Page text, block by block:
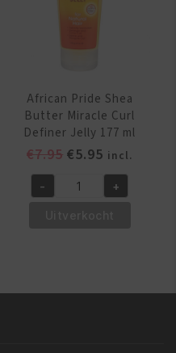
Conditioner
African Pride Shea
Butter Miracle Curl
Definer Jelly 177 ml
€7.95
was:
€5.95 Huidige
prijs
is:
incl.
African
Curl
- +